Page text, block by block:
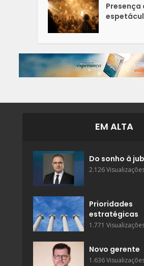
Presença
EM ALTA
Do sonho à
2.126
Prioridades
estratégicas
1.771
Novo gerente
1.636